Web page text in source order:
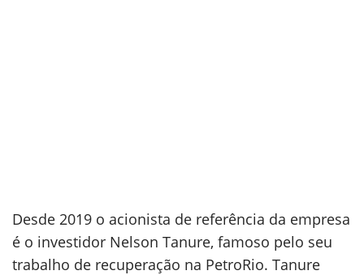
Desde 2019 o acionista de referência da empresa
é o investidor Nelson Tanure, famoso pelo seu
trabalho de recuperação na PetroRio. Tanure